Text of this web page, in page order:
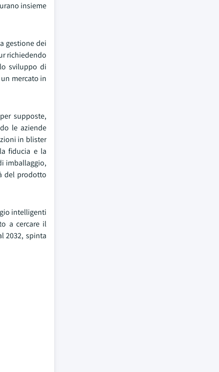
insieme
gestione dei
richiedendo
sviluppo di
mercato in
supposte,
le aziende
in blister
fiducia e la
imballaggio,
del prodotto
intelligenti
a cercare il
2032, spinta